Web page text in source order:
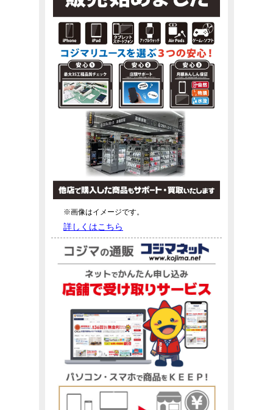
※画像はイメージです。
詳しくはこちら